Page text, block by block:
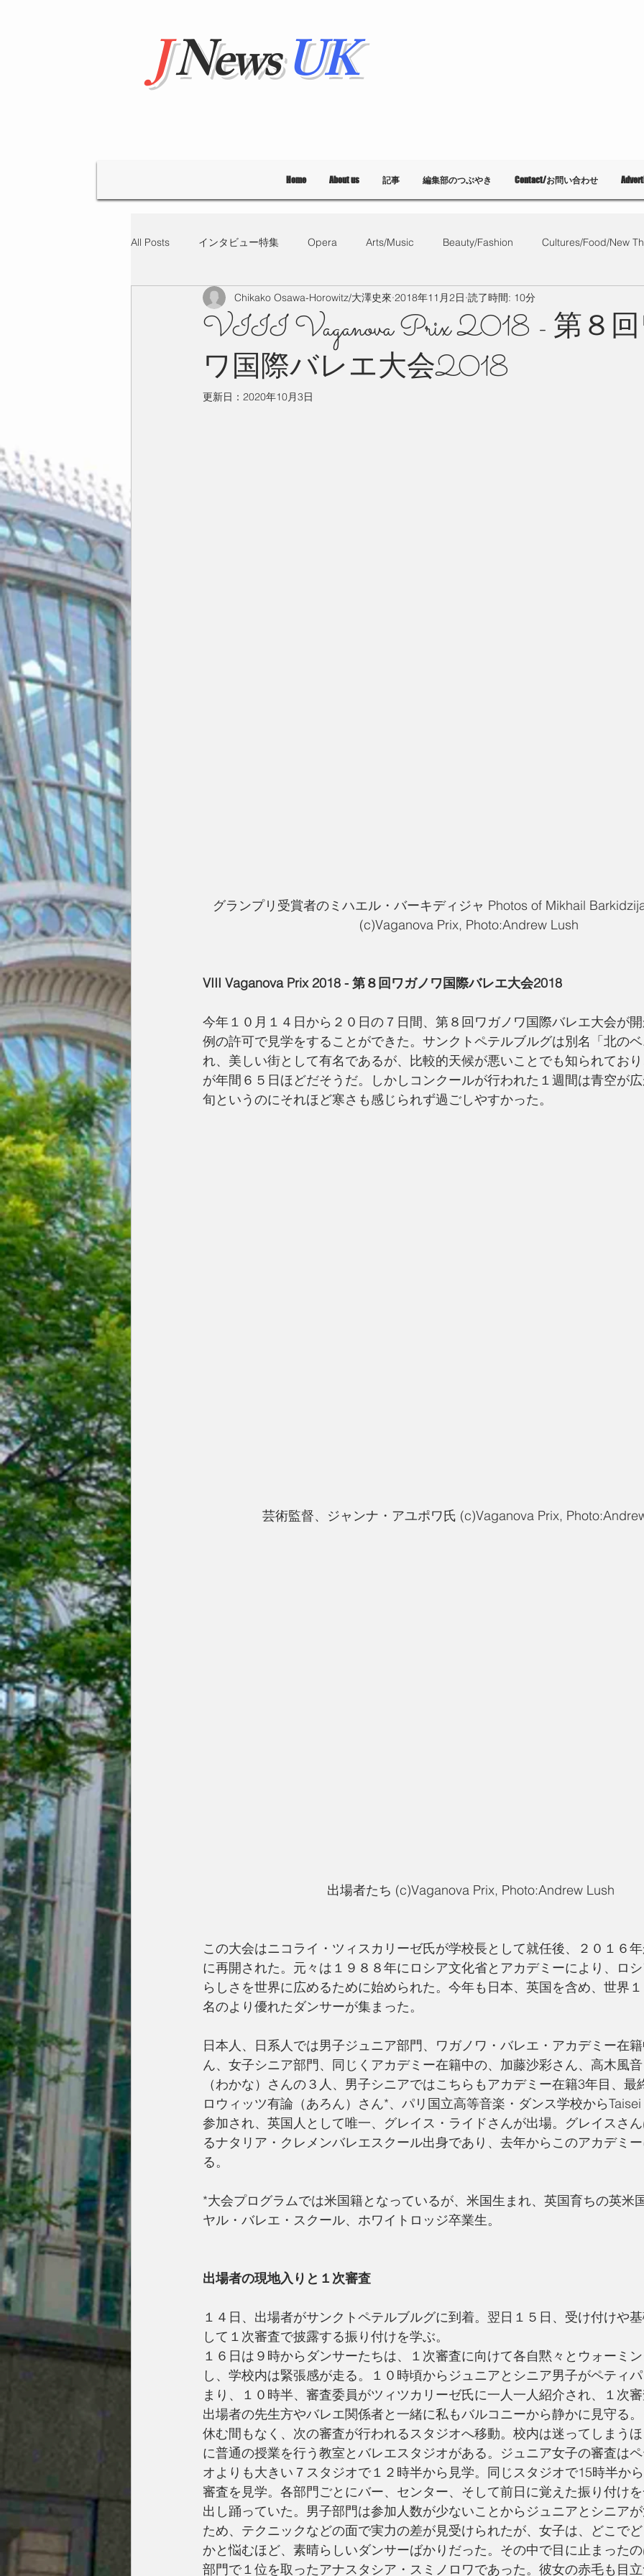
JNewsUK
Home About us 記事 編集部のつぶやき Contact/お問い合わせ
All Posts インタビュー特集 Opera Arts/Music Beauty/Fashion Cultures/Food/New
"Hello' from Tokyo 連載 What's on? 教育 List of Events Bloggers
今月の一枚 占い 英国／欧州 News つぶやき
VIII Vaganova Prix 2018 - 第８
ワ国際バレエ大会2018
Chikako Osawa-Horowitz/大澤史來 2018年11月2日 読了時間: 10分
更新日： 2020年10月3日
グランプリ受賞者のミハエル・バーキディジャ Photos of Mikhail
(c)Vaganova Prix, Photo:Andrew Lush
VIII Vaganova Prix 2018 - 第８回ワガノワ国際バレエ大会2018
今年１０月１４日から２０日の７日間、第８回ワガノワ国際バレエ大会が
例の許可で見学をすることができた。サンクトペテルブルグは別名「北の
れ、美しい街として有名であるが、比較的天候が悪いことでも知られてお
が年間６５日ほどだそうだ。しかしコンクールが行われた１週間は青空が
旬というのにそれほど寒さも感じられず過ごしやすかった。
芸術監督、ジャンナ・アユポワ氏 (c)Vaganova Prix,
出場者たち (c)Vaganova Prix, Photo:Andrew Lush
この大会はニコライ・ツィスカリーゼ氏が学校長として就任後、２０１６
に再開された。元々は１９８８年にロシア文化省とアカデミーにより、ロ
らしさを世界に広めるために始められた。今年も日本、英国を含め、世界
名のより優れたダンサーが集まった。
日本人、日系人では男子ジュニア部門、ワガノワ・バレエ・アカデミー在
ん、女子シニア部門、同じくアカデミー在籍中の、加藤沙彩さん、高木風
（わかな）さんの３人、男子シニアではこちらもアカデミー在籍3年目、最
ロウィッツ有論（あろん）さん*、パリ国立高等音楽・ダンス学校から
参加され、英国人として唯一、グレイス・ライドさんが出場。グレイスさ
るナタリア・クレメンバレエスクール出身であり、去年からこのアカデミ
る。
*大会プログラムでは米国籍となっているが、米国生まれ、英国育ちの英米
ヤル・バレエ・スクール、ホワイトロッジ卒業生。
出場者の現地入りと１次審査
１４日、出場者がサンクトペテルブルグに到着。翌日１５日、受け付けや
して１次審査で披露する振り付けを学ぶ。
１６日は９時からダンサーたちは、１次審査に向けて各自黙々とウォーミ
し、学校内は緊張感が走る。１０時頃からジュニアとシニア男子がペティ
まり、１０時半、審査委員がツィツカリーゼ氏に一人一人紹介され、１次
出場者の先生方やバレエ関係者と一緒に私もバルコニーから静かに見守る。
休む間もなく、次の審査が行われるスタジオへ移動。校内は迷ってしまう
に普通の授業を行う教室とバレエスタジオがある。ジュニア女子の審査は
オよりも大きい７スタジオで１２時半から見学。同じスタジオで15時半か
審査を見学。各部門ごとにバー、センター、そして前日に覚えた振り付け
出し踊っていた。男子部門は参加人数が少ないことからジュニアとシニア
ため、テクニックなどの面で実力の差が見受けられたが、女子は、どこで
かと悩むほど、素晴らしいダンサーばかりだった。その中で目に止まった
部門で１位を取ったアナスタシア・スミノロワであった。彼女の赤毛も目